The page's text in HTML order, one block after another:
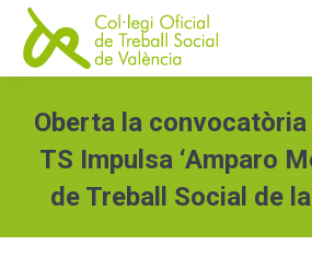
Oberta la
TS Impulsa ‘Amparo
de Treball Social de